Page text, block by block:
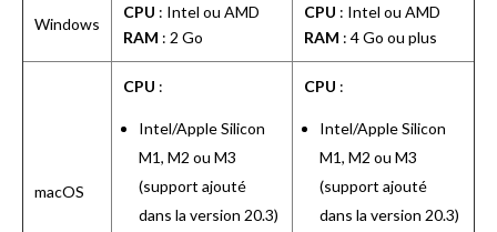
Windows
CPU : Intel ou AMD
RAM : 2 Go
CPU : Intel ou AMD
RAM : 4 Go ou plus
macOS
CPU :
Intel/Apple Silicon
M1, M2 ou M3
(support ajouté
dans la version 20.3)
CPU :
Intel/Apple Silicon
M1, M2 ou M3
(support ajouté
dans la version 20.3)